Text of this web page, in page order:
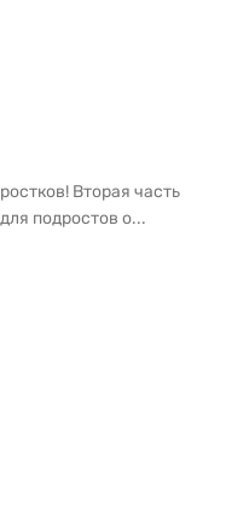
Вторая часть
подростов о...